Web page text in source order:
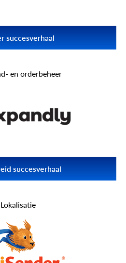
succesverhaal
uitdagingen aangaan en
en orderbeheer
succesverhaal
Expandly heeft geholpen
Lokalisatie